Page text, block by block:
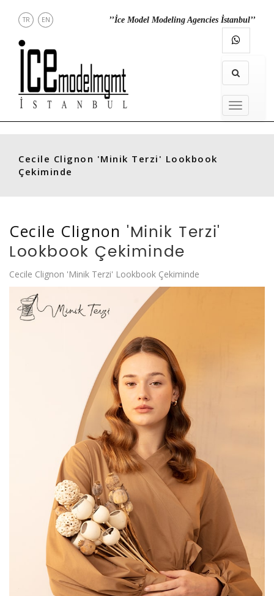
ANASAYFA
MODELLER
ŞEHİRDEKİLER
INSTAGRAM
TR EN ’’İce Model Modeling Agencies İstanbul’’
MENU
MENU
Cecile Clignon 'Minik Terzi' Lookbook
Çekiminde
Cecile Clignon 'Minik Terzi'
Lookbook Çekiminde
Cecile Clignon 'Minik Terzi' Lookbook Çekiminde